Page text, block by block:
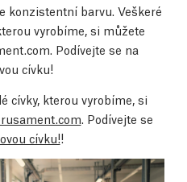
konzistentní barvu. Veškeré
vyrobíme, si můžete
Podívejte se na
cívku!
cívky, kterou vyrobíme, si
. Podívejte se
cívku!!